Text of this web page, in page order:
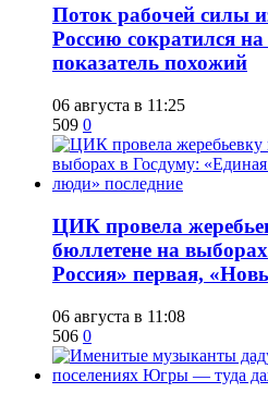
Поток рабочей силы
Россию сократился
показатель похожий
06 августа в 11:25
509 0
ЦИК провела
бюллетене на
Россия» первая,
06 августа в 11:08
506 0